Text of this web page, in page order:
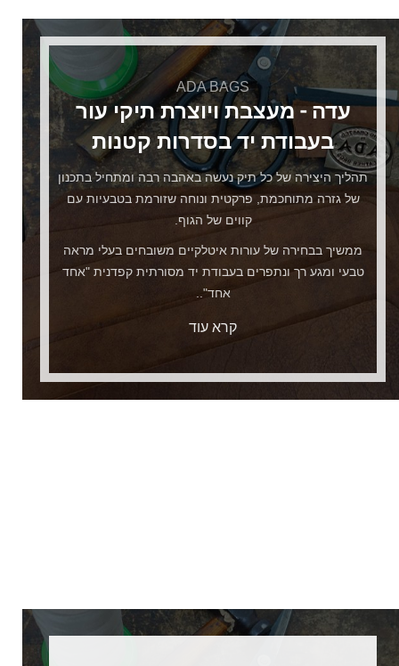
ADA BAGS
עדה - מעצבת ויוצרת תיקי עור
בעבודת יד בסדרות קטנות
תהליך היצירה של כל תיק נעשה באהבה רבה ומתחיל בתכנון
של גזרה מתוחכמת, פרקטית ונוחה שזורמת בטבעיות עם
קווים של הגוף.
ממשיך בבחירה של עורות איטלקיים משובחים בעלי מראה
טבעי ומגע רך ונתפרים בעבודת יד מסורתית קפדנית "אחד
אחד"..
קרא עוד